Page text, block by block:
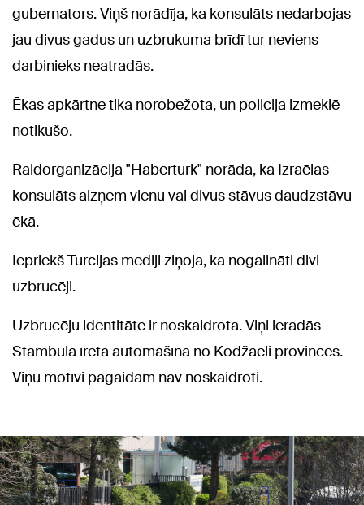
gubernators. Viņš norādīja, ka konsulāts nedarbojas
jau divus gadus un uzbrukuma brīdī tur neviens
darbinieks neatradās.
Ēkas apkārtne tika norobežota, un policija izmeklē
notikušo.
Raidorganizācija "Haberturk" norāda, ka Izraēlas
konsulāts aizņem vienu vai divus stāvus daudzstāvu
ēkā.
Iepriekš Turcijas mediji ziņoja, ka nogalināti divi
uzbrucēji.
Uzbrucēju identitāte ir noskaidrota. Viņi ieradās
Stambulā īrētā automašīnā no Kodžaeli provinces.
Viņu motīvi pagaidām nav noskaidroti.